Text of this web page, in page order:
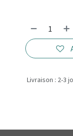
Livraison : 2-3